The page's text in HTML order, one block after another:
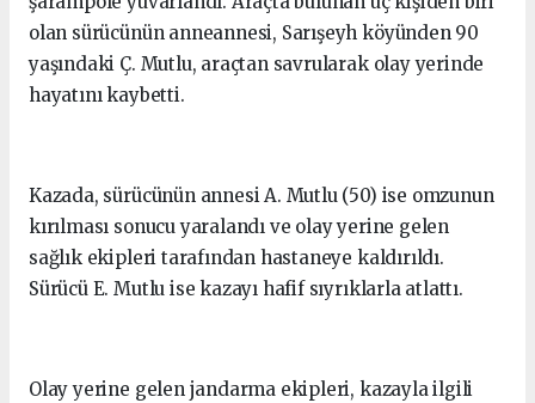
olan sürücünün anneannesi, Sarışeyh köyünden 90
yaşındaki Ç. Mutlu, araçtan savrularak olay yerinde
hayatını kaybetti.
Kazada, sürücünün annesi A. Mutlu (50) ise omzunun
kırılması sonucu yaralandı ve olay yerine gelen
sağlık ekipleri tarafından hastaneye kaldırıldı.
Sürücü E. Mutlu ise kazayı hafif sıyrıklarla atlattı.
Olay yerine gelen jandarma ekipleri, kazayla ilgili